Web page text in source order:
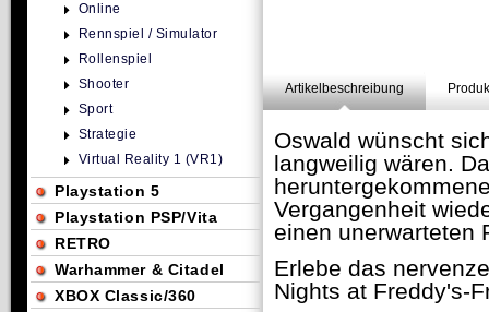
Artikelbeschreibung
Oswald wünscht
langweilig wären.
Vergangenheit
einen unerwarteten
Erlebe das
Nights at Freddy's-
Online
Rennspiel / Simulator
Rollenspiel
Shooter
Sport
Strategie
Virtual Reality 1 (VR1)
Playstation 5
Playstation PSP/Vita
RETRO
Warhammer & Citadel
XBOX Classic/360